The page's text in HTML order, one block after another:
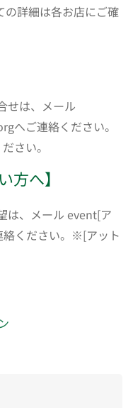
の詳細は各お店にご確
せは、メール
へご連絡ください。
さい。
方へ】
は、メール event[ア
ください。※[アット